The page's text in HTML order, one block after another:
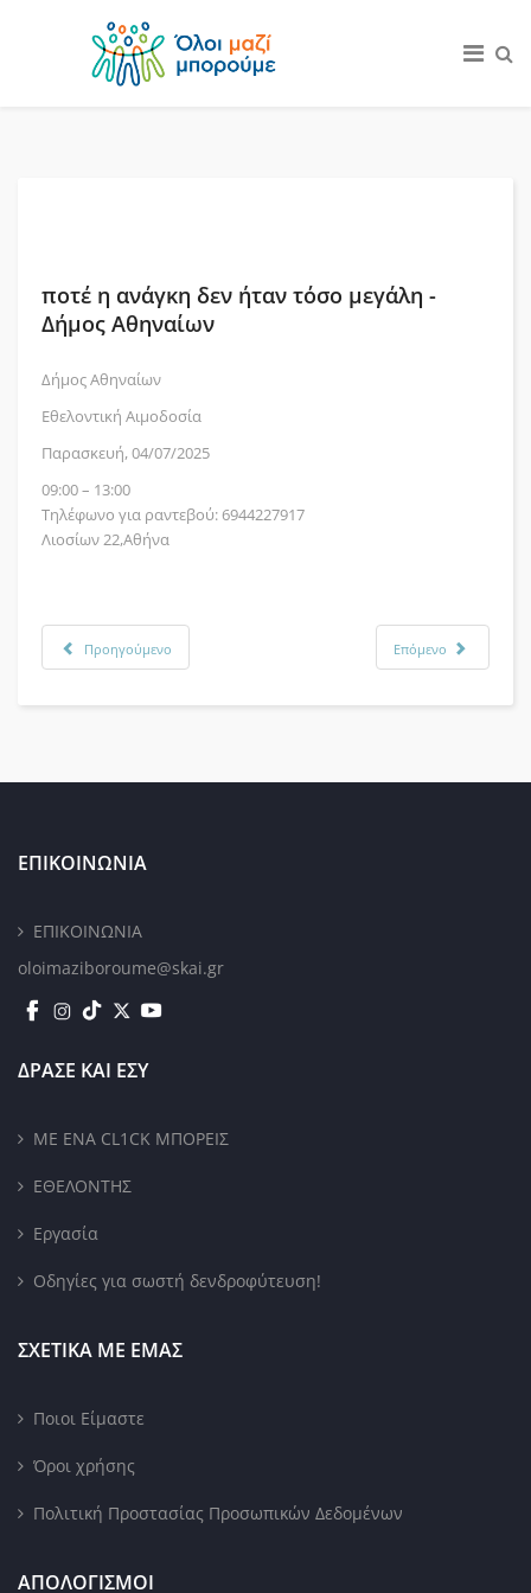
ποτέ η ανάγκη δεν ήταν τόσο μεγάλη -
Δήμος Αθηναίων
Δήμος Αθηναίων
Εθελοντική Αιμοδοσία
Παρασκευή, 04/07/2025
09:00 – 13:00
Τηλέφωνο για ραντεβού: 6944227917
Λιοσίων 22,Αθήνα
Προηγούμενο Επόμενο
ΕΠΙΚΟΙΝΩΝΙΑ
ΕΠΙΚΟΙΝΩΝΙΑ
oloimaziboroume@skai.gr
ΔΡΑΣΕ ΚΑΙ ΕΣΥ
ΜΕ ΕΝΑ CL1CK ΜΠΟΡΕΙΣ
ΕΘΕΛΟΝΤΗΣ
Εργασία
Οδηγίες για σωστή δενδροφύτευση!
ΣΧΕΤΙΚΑ ΜΕ ΕΜΑΣ
Ποιοι Είμαστε
Όροι χρήσης
Πολιτική Προστασίας Προσωπικών Δεδομένων
ΑΠΟΛΟΓΙΣΜΟΙ